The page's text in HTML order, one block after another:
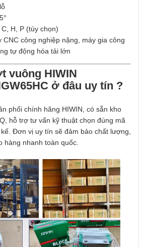
H, P (tùy chọn)
CNC công nghiệp nặng, máy gia công
tự động hóa tải lớn
vuông HIWIN
ở đâu uy tín ?
phối chính hãng HIWIN, có sẵn kho
hỗ trợ tư vấn kỹ thuật chọn đúng mã
Đơn vị uy tín sẽ đảm bảo chất lượng,
hàng nhanh toàn quốc.